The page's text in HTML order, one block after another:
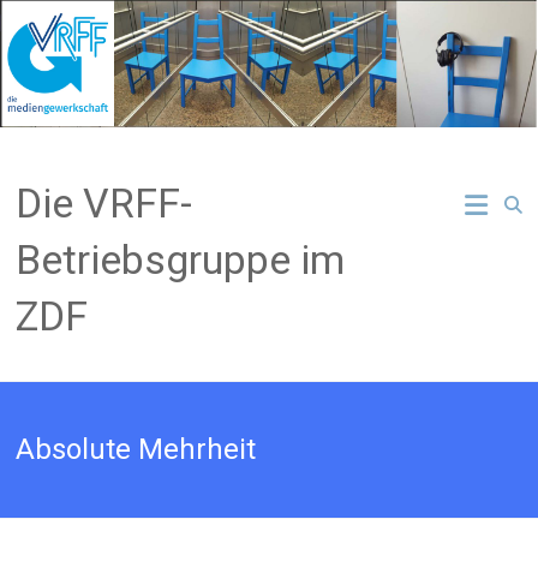
Inhalt
springen
Die VRFF-
Betriebsgruppe im
ZDF
Absolute Mehrheit